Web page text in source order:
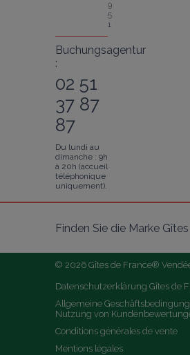
9
5
1
Buchungsagentur
:
02 51
37 87
87
Du lundi au
dimanche : 9h
à 20h (accueil
téléphonique
uniquement).
Finden Sie die Marke
© 2026 Gîtes de France®
Datenschutzerklärung Gîtes de
Allgemeine
Nutzung von
Conditions générales de vente
Mentions légales